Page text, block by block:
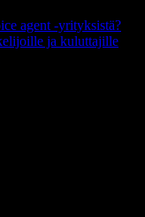
agent -yrityksistä?
ja kuluttajille